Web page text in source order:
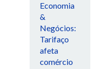
Economia
&
Negócios:
Tarifaço
afeta
comércio